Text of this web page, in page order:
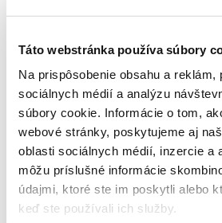
Táto webstránka používa súbory
Na prispôsobenie obsahu a
sociálnych médií a analýzu
súbory cookie. Informácie o tom,
webové stránky, poskytujeme aj
oblasti sociálnych médií, inzercie a
môžu príslušné informácie
údajmi, ktoré ste im poskytli alebo
keď ste používali ich služby.
TePe Original medzizubné kefky z
bioplastov 0,4 mm, ružové, 6 ks